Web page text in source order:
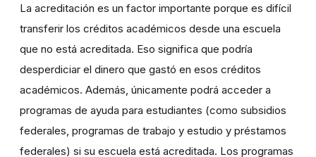
La acreditación es un factor importante porque es difícil
transferir los créditos académicos desde una escuela
que no está acreditada. Eso significa que podría
desperdiciar el dinero que gastó en esos créditos
académicos. Además, únicamente podrá acceder a
programas de ayuda para estudiantes (como subsidios
federales, programas de trabajo y estudio y préstamos
federales) si su escuela está acreditada. Los programas